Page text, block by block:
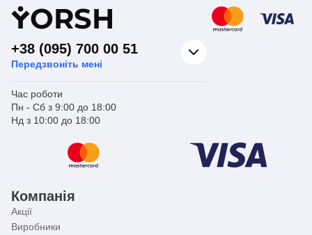
YORSH
+38 (095) 700 00 51
Передзвоніть мені
Час роботи
Пн - Сб з 9:00 до 18:00
Нд з 10:00 до 18:00
Компанія
Акції
Виробники